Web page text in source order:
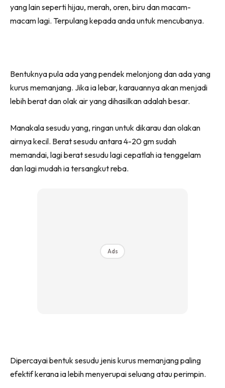
yang lain seperti hijau, merah, oren, biru dan macam-
macam lagi. Terpulang kepada anda untuk mencubanya.
Bentuknya pula ada yang pendek melonjong dan ada yang
kurus memanjang. Jika ia lebar, karauannya akan menjadi
lebih berat dan olak air yang dihasilkan adalah besar.
Manakala sesudu yang, ringan untuk dikarau dan olakan
airnya kecil. Berat sesudu antara 4-20 gm sudah
memandai, lagi berat sesudu lagi cepatlah ia tenggelam
dan lagi mudah ia tersangkut reba.
Ads
Dipercayai bentuk sesudu jenis kurus memanjang paling
efektif kerana ia lebih menyerupai seluang atau perimpin.